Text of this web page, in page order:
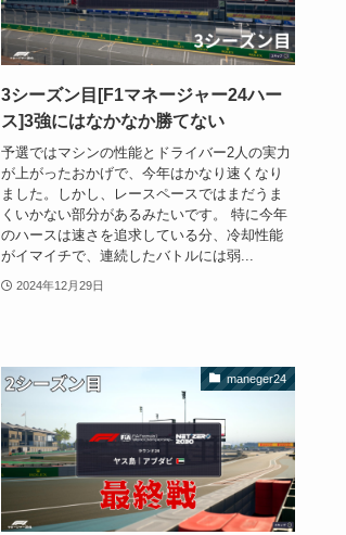
3シーズン目[F1マネージャー24ハー
ス]3強にはなかなか勝てない
予選ではマシンの性能とドライバー2人の実力
が上がったおかげで、今年はかなり速くなり
ました。しかし、レースペースではまだうま
くいかない部分があるみたいです。 特に今年
のハースは速さを追求している分、冷却性能
がイマイチで、連続したバトルには弱...
2024年12月29日
maneger24